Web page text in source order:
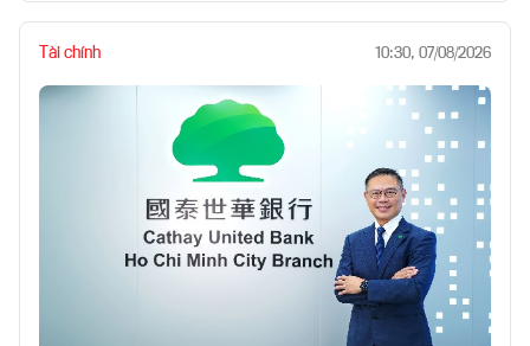
Tài chính 10:30, 07/08/2026